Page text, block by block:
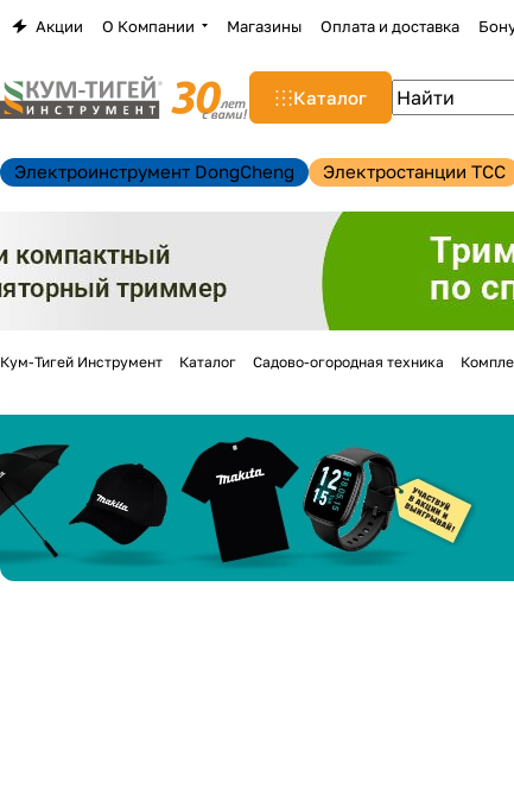
Акции О Компании Магазины Оплата и доставка
Каталог
Электроинструмент DongCheng Электростанции TCC
Кум-Тигей Инструмент Каталог Садово-огородная техника